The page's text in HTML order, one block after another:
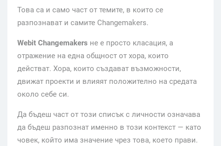
Това са и само част от темите, в които се
разпознават и самите Changemakers.
Webit Changemakers не е просто класация, а
отражение на една общност от хора, които
действат. Хора, които създават възможности,
движат проекти и влияят положително на средата
около себе си.
Да бъдеш част от този списък с личности означава
да бъдеш разпознат именно в този контекст — като
човек, който има значение чрез това, което прави.